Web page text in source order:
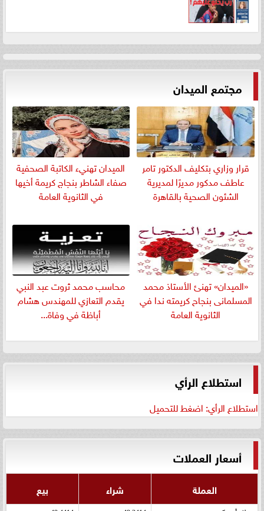
مجتمع الميدان
قرار وزاري بتكليف الدكتور تامر
عاطف مدكور مديرًا لمديرية
الشئون الصحية بالقاهرة
الميدان تهنيء الكاتبة الصحفية
صفاء الشاطر بنجاج كريمة أخيها
في الثانوية العامة
«الميدان» تهنئ الأستاذ محمد
المسلمانى بنجاح كريمته ندا في
الثانوية العامة
​محاسب محمد ثروت عبد النبي
يقدم التعازي للمهندس هشام
أباظة في وفاة...
استطلاع الرأي
استطلاع الرأي: اضغط للتحميل
أسعار العملات
العملة شراء بيع